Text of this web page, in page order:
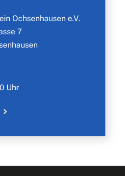
Ochsenhausen e.V.
7
Uhr